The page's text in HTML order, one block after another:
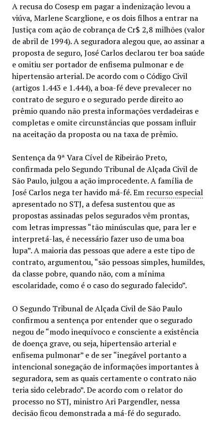
A recusa do Cosesp em pagar a indenização levou a
viúva, Marlene Scarglione, e os dois filhos a entrar na
Justiça com ação de cobrança de Cr$ 2,8 milhões (valor
de abril de 1994). A seguradora alegou que, ao assinar a
proposta de seguro, José Carlos declarou ter boa saúde
e omitiu ser portador de enfisema pulmonar e de
hipertensão arterial. De acordo com o Código Civil
(artigos 1.443 e 1.444), a boa-fé deve prevalecer no
contrato de seguro e o segurado perde direito ao
prêmio quando não presta informações verdadeiras e
completas e omite circunstâncias que possam influir
na aceitação da proposta ou na taxa de prêmio.
Sentença da 9ª Vara Cível de Ribeirão Preto,
confirmada pelo Segundo Tribunal de Alçada Civil de
São Paulo, julgou a ação improcedente. A família de
José Carlos nega ter havido má-fé. Em recurso especial
apresentado no STJ, a defesa sustentou que as
propostas assinadas pelos segurados vêm prontas,
com letras impressas “tão minúsculas que, para ler e
interpretá-las, é necessário fazer uso de uma boa
lupa”. A maioria das pessoas que adere a este tipo de
contrato, argumentou, “são pessoas simples, humildes,
da classe pobre, quando não, com a mínima
escolaridade, como é o caso do segurado falecido”.
O Segundo Tribunal de Alçada Civil de São Paulo
confirmou a sentença por entender que o segurado
negou de “modo inequívoco e consciente a existência
de doença grave, ou seja, hipertensão arterial e
enfisema pulmonar” e de ser “inegável portanto a
intencional sonegação de informações importantes à
seguradora, sem as quais certamente o contrato não
teria sido celebrado”. De acordo com o relator do
processo no STJ, ministro Ari Pargendler, nessa
decisão ficou demonstrada a má-fé do segurado.